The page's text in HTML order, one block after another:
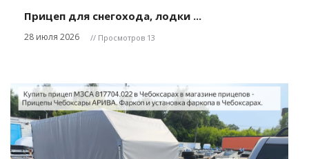
Прицеп для снегохода, лодки ...
28 июля 2026 // Просмотров 13